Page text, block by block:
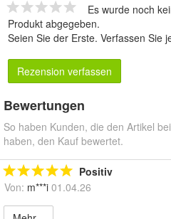
Es wurde noch
Produkt abgegeben.
Seien Sie der Erste. Verfassen Sie
Rezension verfassen
Bewertungen
So haben Kunden, die den Artikel
haben, den Kauf bewertet.
Positiv
Von: m***i 01.04.26